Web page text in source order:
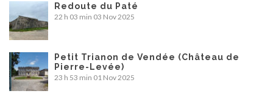
Redoute du Paté
22 h 03 min 03 Nov 2025
Petit Trianon de Vendée (Château de
Pierre-Levée)
23 h 53 min 01 Nov 2025